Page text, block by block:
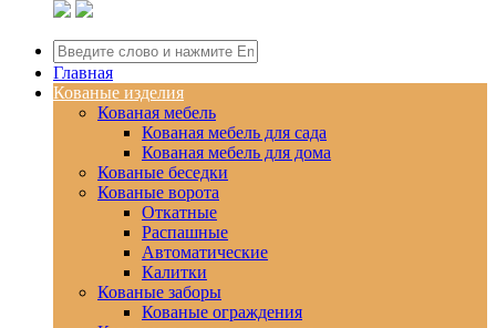
Главная
Кованые изделия
Кованая мебель
Кованая мебель для сада
Кованая мебель для дома
Кованые беседки
Кованые ворота
Откатные
Распашные
Автоматические
Калитки
Кованые заборы
Кованые ограждения